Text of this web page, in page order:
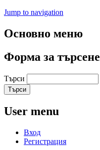
Jump to navigation
Основно меню
Форма за търсене
Търси
User menu
Вход
Регистрация